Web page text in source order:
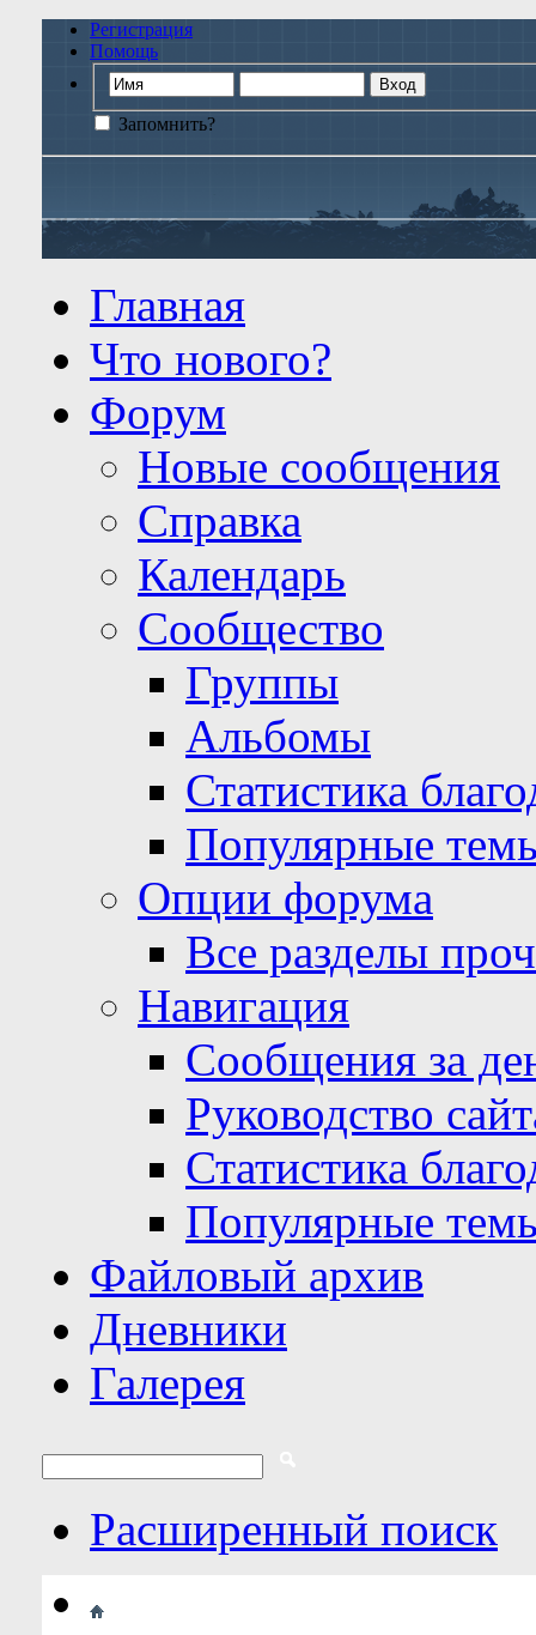
Регистрация
Помощь
Запомнить?
Главная
Что нового?
Форум
Новые сообщения
Справка
Календарь
Сообщество
Группы
Альбомы
Статистика
Популярные
Опции форума
Все разделы
Навигация
Сообщения за
Руководство
Статистика
Популярные
Файловый архив
Дневники
Галерея
Расширенный поиск